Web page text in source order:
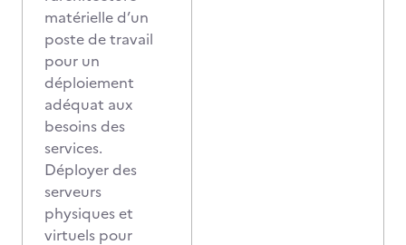
matérielle d’un
poste de travail
pour un
déploiement
adéquat aux
besoins des
services.
Déployer des
serveurs
physiques et
virtuels pour